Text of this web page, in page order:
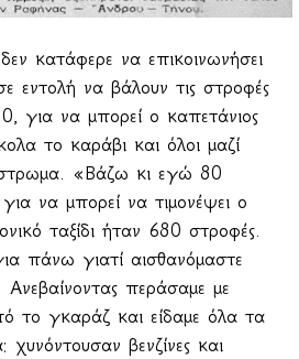
κατάφερε να επικοινωνήσει
εντολή να βάλουν τις στροφές
για να μπορεί ο καπετάνιος
το καράβι και όλοι μαζί
«Βάζω κι εγώ 80
να μπορεί να τιμονέψει ο
ταξίδι ήταν 680 στροφές.
πάνω γιατί αισθανόμαστε
περάσαμε με
το γκαράζ και είδαμε όλα τα
χυνόντουσαν βενζίνες και